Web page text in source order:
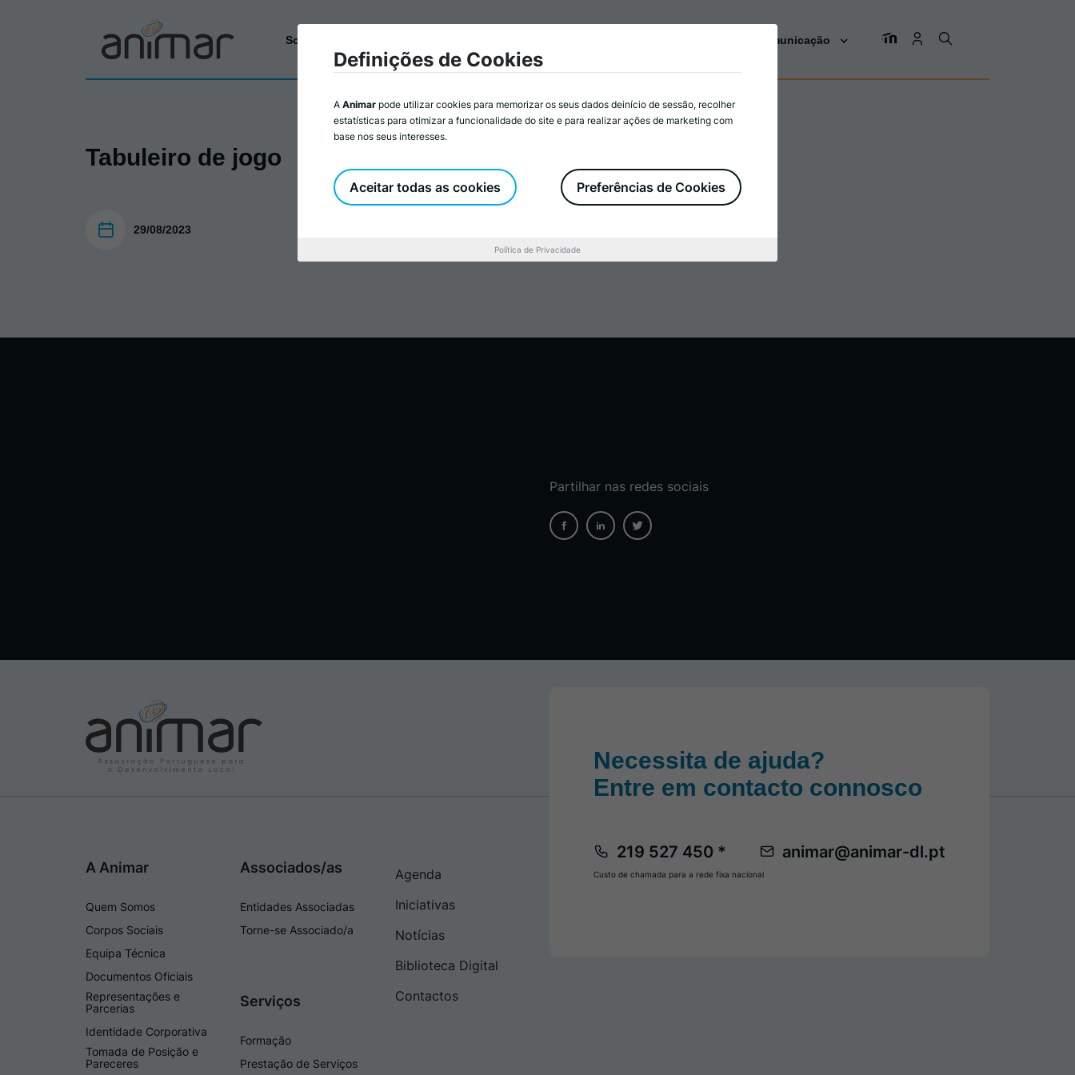
Sobre a Animar Comunicação
Tabuleiro de jogo
29/08/2023
Partilhar nas redes sociais
A Animar
Quem Somos
Corpos Sociais
Equipa Técnica
Documentos Oficiais
Representações e
Parcerias
Identidade Corporativa
Tomada de Posição e
Pareceres
Associados/as
Entidades Associadas
Torne-se Associado/a
Serviços
Formação
Prestação de Serviços
Agenda
Iniciativas
Notícias
Biblioteca Digital
Contactos
Necessita de ajuda?
Entre em contacto connosco
219 527 450 * animar@animar-dl.pt
Custo de chamada para a rede fixa nacional
Definições de Cookies
A Animar pode utilizar cookies para memorizar os seus dados deinício de sessão, recolher
estatísticas para otimizar a funcionalidade do site e para realizar ações de marketing com
base nos seus interesses.
Preferências de Cookies
Aceitar todas as cookies
Política de Privacidade